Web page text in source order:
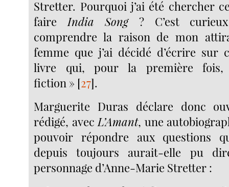
Stretter. Pourquoi j’ai été chercher
faireIndia Song? C’est
comprendre la raison de mon
femme que j’ai décidé d’écrire sur
livre qui, pour la première fois,
fiction » [27].
Marguerite Duras déclare donc
rédigé, avecL’Amant, une
pouvoir répondre aux questions
depuis toujours aurait-elle pu
personnage d’Anne-Marie Stretter :